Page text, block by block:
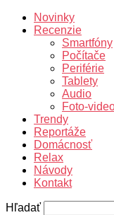
Novinky
Recenzie
Smartfóny
Počítače
Periférie
Tablety
Audio
Foto-
Trendy
Reportáže
Domácnosť
Relax
Návody
Kontakt
Hľadať